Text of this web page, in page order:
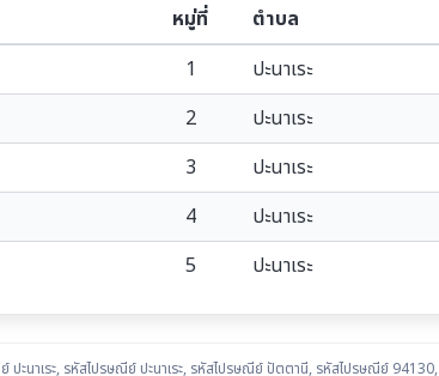
หมู่ที่ ตำบล
1 ปะนาเระ
2 ปะนาเระ
3 ปะนาเระ
4 ปะนาเระ
5 ปะนาเระ
ปะนาเระ, รหัสไปรษณีย์ ปะนาเระ, รหัสไปรษณีย์ ปัตตานี, รหัสไปรษณีย์ 94130,